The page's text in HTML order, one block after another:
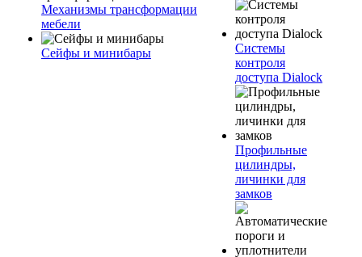
Механизмы трансформации
мебели
Сейфы и минибары
Системы
контроля
доступа Dialock
Профильные
цилиндры,
личинки для
замков